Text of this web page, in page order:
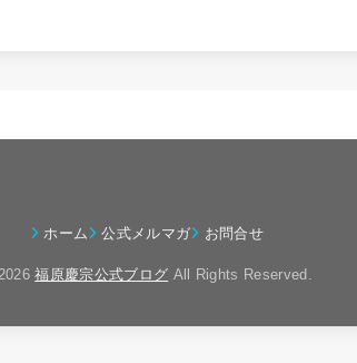
ホーム 公式メルマガ お問合せ
福原慶宗公式ブログ All Rights Reserved.